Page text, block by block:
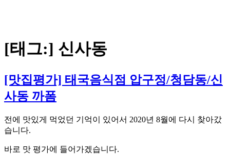
[태그:] 신사동
[맛집평가] 태국음식점 압구정/청담동/신
사동 까폼
전에 맛있게 먹었던 기억이 있어서 2020년 8월에 다시 찾아갔
습니다.
바로 맛 평가에 들어가겠습니다.